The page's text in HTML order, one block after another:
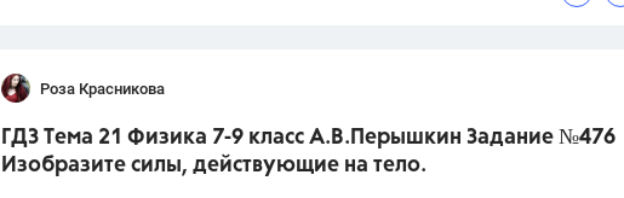
Роза Красникова
ГДЗ Тема 21 Физика 7-9 класс А.В.Перышкин Задание №476
Изобразите силы, действующие на тело.